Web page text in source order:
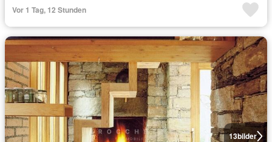
Vor 1 Tag, 12 Stunden
13bilder